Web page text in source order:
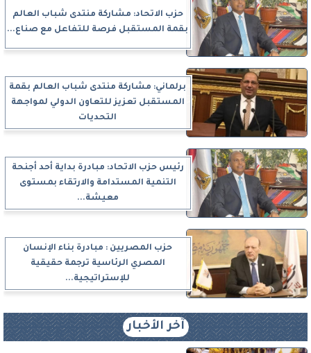
حزب الاتحاد: مشاركة منتدى شباب العالم
بقمة المستقبل فرصة للتفاعل مع صناع...
برلماني: مشاركة منتدى شباب العالم بقمة
المستقبل تعزيز للتعاون الدولي لمواجهة
التحديات
رئيس حزب الاتحاد: مبادرة بداية أحد أجنحة
التنمية المستدامة والارتقاء بمستوى
معيشة...
حزب المصريين : مبادرة بناء الإنسان
المصري الرئاسية ترجمة حقيقية
للإستراتيجية...
آخر الأخبار